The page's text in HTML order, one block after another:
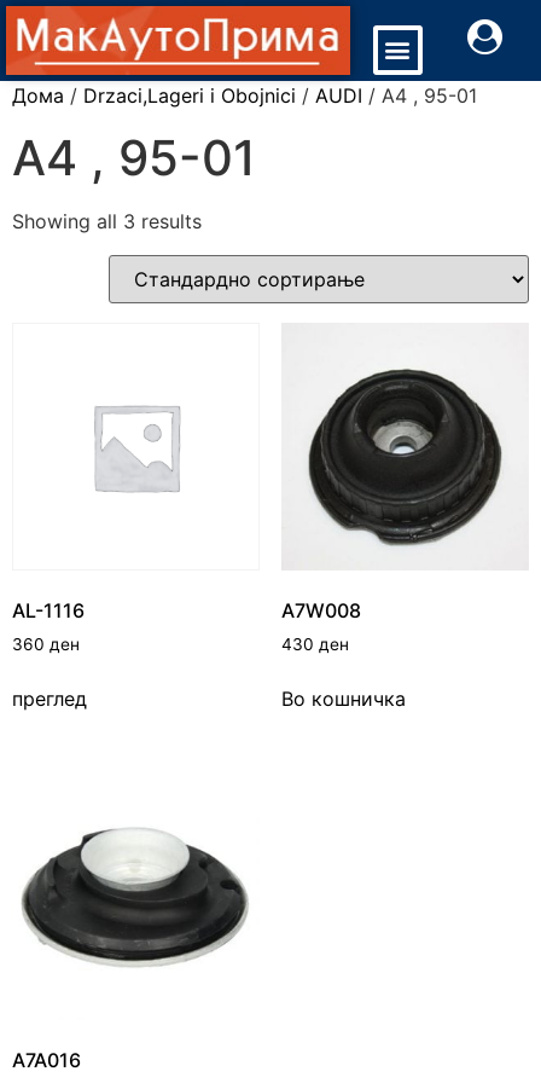
Дома / Drzaci,Lageri i Obojnici / AUDI / A4 , 95-01
A4 , 95-01
Showing all 3 results
AL-1116
360 ден
преглед
A7W008
430 ден
Во кошничка
A7A016